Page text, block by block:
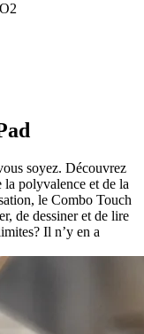
soyez. Découvrez
la polyvalence et de la
le Combo Touch
de dessiner et de lire
Il n’y en a